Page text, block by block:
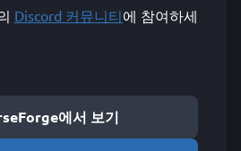
Discord 커뮤니티에 참여하세
에서 보기